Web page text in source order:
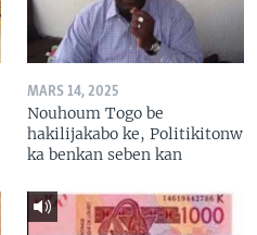
MARS 14, 2025
Nouhoum Togo be
hakilijakabo ke, Politikitonw
ka benkan seben kan